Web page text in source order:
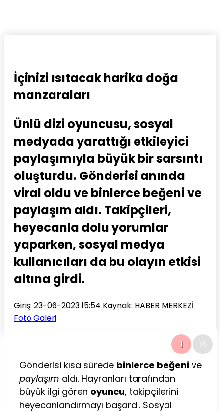
İçinizi ısıtacak harika doğa
manzaraları
Ünlü dizi oyuncusu, sosyal
medyada yarattığı etkileyici
paylaşımıyla büyük bir sarsıntı
oluşturdu. Gönderisi anında
viral oldu ve binlerce beğeni ve
paylaşım aldı. Takipçileri,
heyecanla dolu yorumlar
yaparken, sosyal medya
kullanıcıları da bu olayın etkisi
altına girdi.
Giriş: 23-06-2023 15:54 Kaynak: HABER MERKEZİ
Foto Galeri
1
Gönderisi kısa sürede binlerce beğeni ve
paylaşım aldı. Hayranları tarafından
büyük ilgi gören oyuncu, takipçilerini
heyecanlandırmayı başardı. Sosyal